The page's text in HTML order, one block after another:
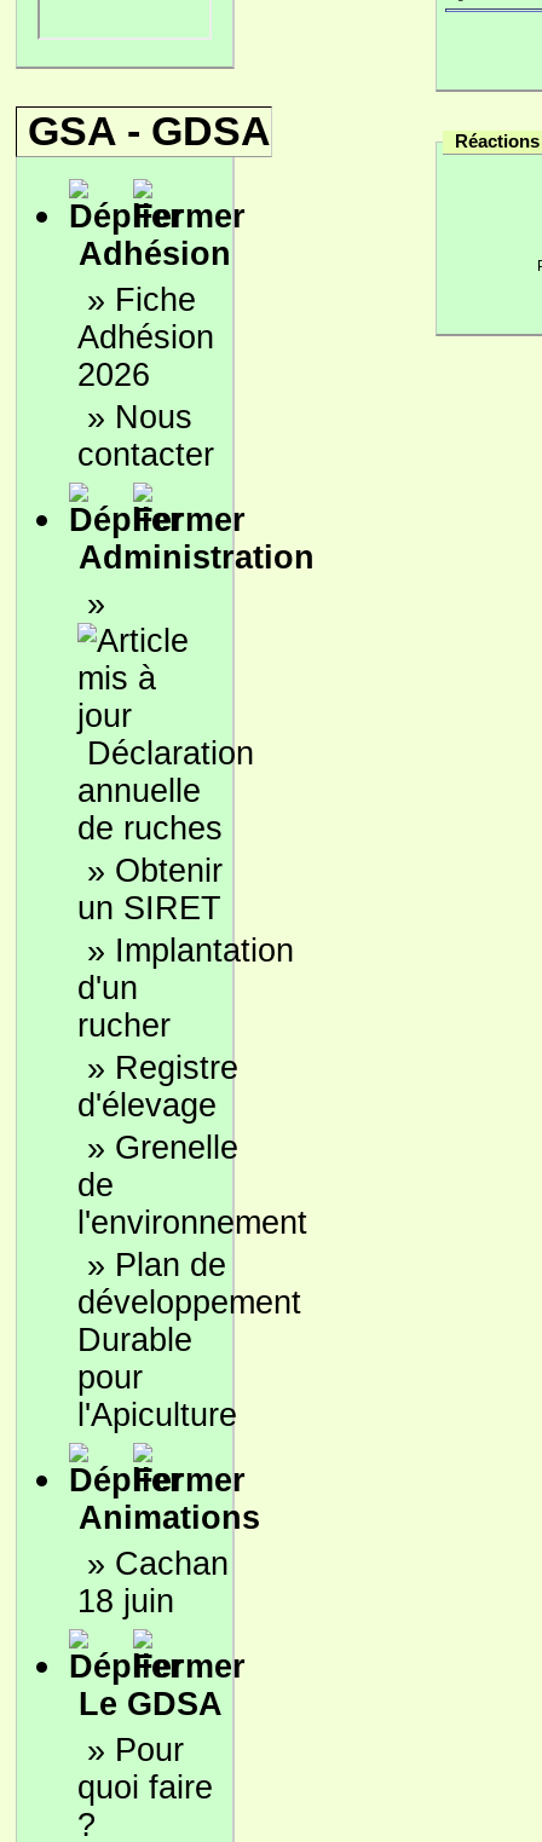
GSA - GDSA
Adhésion
» Fiche
Adhésion
2026
» Nous
contacter
Administration
»
Déclaration
annuelle
de ruches
» Obtenir
un SIRET
» Implantation
d'un
rucher
» Registre
d'élevage
» Grenelle
de
l'environnement
» Plan de
développement
Durable
pour
l'Apiculture
Animations
» Cachan
18 juin
Le GDSA
» Pour
quoi faire
?